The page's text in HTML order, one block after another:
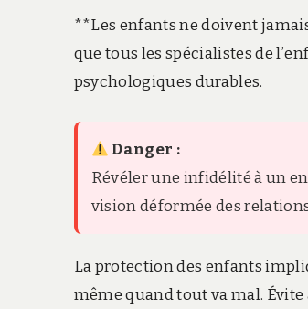
**Les enfants ne doivent
que tous les spécialistes de
psychologiques durables.
Danger :
Révéler une infidélité à un
vision déformée des
La protection des enfants
même quand tout va mal.